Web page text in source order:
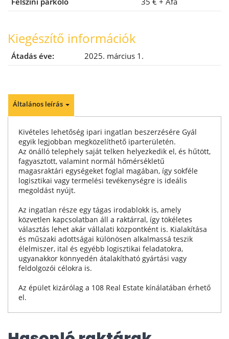
Kiegészítő információk
Átadás éve: 2025. március 1.
Általános leírás
Kivételes lehetőség ipari ingatlan beszerzésére Gyál
egyik legjobban megközelíthető iparterületén.
Az önálló telephely saját telken helyezkedik el, és hűtött,
fagyasztott, valamint normál hőmérsékletű
magasraktári egységeket foglal magában, így sokféle
logisztikai vagy termelési tevékenységre is ideális
megoldást nyújt.
Az ingatlan része egy tágas irodablokk is, amely
közvetlen kapcsolatban áll a raktárral, így tökéletes
választás lehet akár vállalati központként is. Kialakítása
és műszaki adottságai különösen alkalmassá teszik
élelmiszer, ital és egyébb logisztikai feladatokra,
ugyanakkor könnyedén átalakítható gyártási vagy
feldolgozói célokra is.
Az épület kizárólag a 108 Real Estate kínálatában érhető
el.